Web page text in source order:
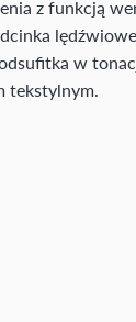
z funkcją
w
tekstylnym.